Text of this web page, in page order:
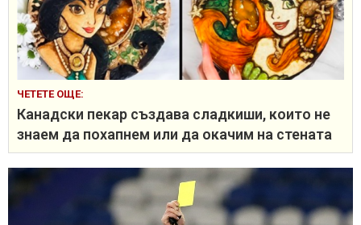
ЧЕТЕТЕ ОЩЕ:
Канадски пекар създава сладкиши, които не
знаем да похапнем или да окачим на стената